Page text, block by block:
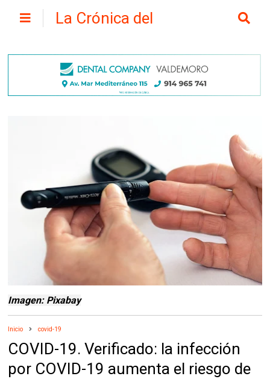
La Crónica del
Imagen: Pixabay
Inicio covid-19
COVID-19. Verificado: la infección
por COVID-19 aumenta el riesgo de